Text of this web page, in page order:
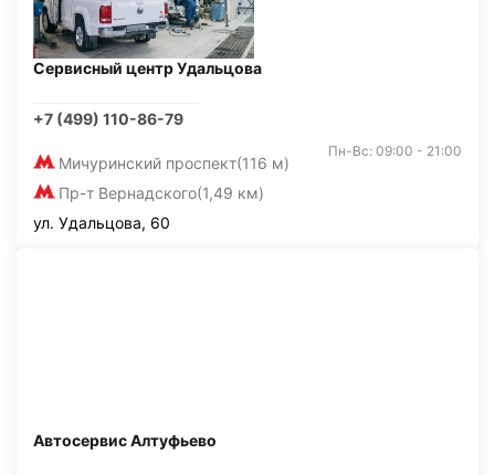
Сервисный центр Удальцова
+7 (499) 110-86-79
Мичуринский проспект(116 м)
Пр-т Вернадского(1,49 км)
Пн-Вс: 09:00 - 21:00
ул. Удальцова, 60
Автосервис Алтуфьево